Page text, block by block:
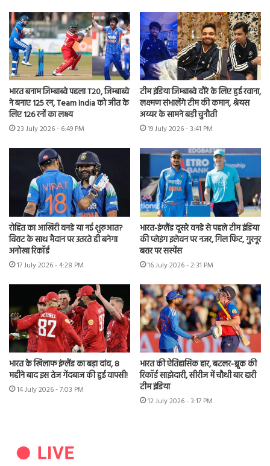
भारत बनाम जिम्बाब्वे पहला T20, जिम्बाब्वे
ने बनाए 125 रन, Team India को जीत के
लिए 126 रनों का लक्ष्य
23 July 2026 - 6:49 PM
टीम इंडिया जिम्बाब्वे दौरे के लिए हुई रवाना,
लक्ष्मण संभालेंगे टीम की कमान, श्रेयस
अय्यर के सामने बड़ी चुनौती
19 July 2026 - 3:41 PM
रोहित का आखिरी वनडे या नई शुरुआत?
विराट के साथ मैदान पर उतरते ही बनेगा
अनोखा रिकॉर्ड
17 July 2026 - 4:28 PM
भारत-इंग्लैंड दूसरे वनडे से पहले टीम इंडिया
की प्लेइंग इलेवन पर नजर, गिल फिट, गुरनूर
बरार पर सस्पेंस
16 July 2026 - 2:31 PM
भारत के खिलाफ इंग्लैंड का बड़ा दांव, 8
महीने बाद इस तेज गेंदबाज की हुई वापसी!
14 July 2026 - 7:03 PM
भारत की ऐतिहासिक हार, बटलर-ब्रूक की
रिकॉर्ड साझेदारी, सीरीज में चौथी बार हारी
टीम इंडिया
12 July 2026 - 3:17 PM